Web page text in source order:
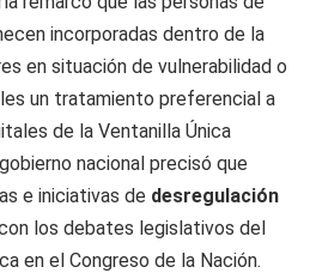
incorporadas dentro de la
en situación de vulnerabilidad o
un tratamiento preferencial a
de la Ventanilla Única
nacional precisó que
e iniciativas de desregulación
los debates legislativos del
en el Congreso de la Nación.